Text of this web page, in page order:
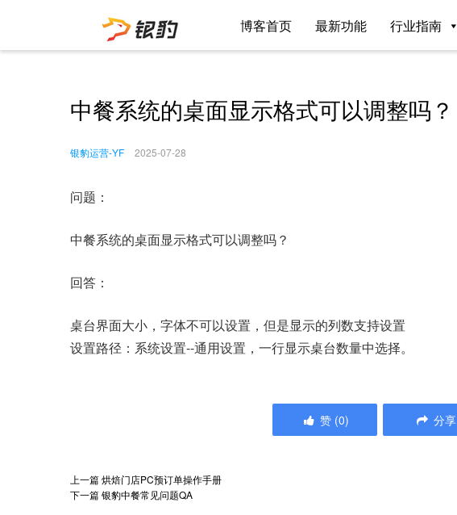
博客首页 最新功能 行业指南
中餐系统的桌面显示格式可以调整吗？
银豹运营-YF 2025-07-28
问题：
中餐系统的桌面显示格式可以调整吗？
回答：
桌台界面大小，字体不可以设置，但是显示的列数支持设置
设置路径：系统设置--通用设置，一行显示桌台数量中选择。
赞 (0) 分享
上一篇烘焙门店PC预订单操作手册
下一篇银豹中餐常见问题QA